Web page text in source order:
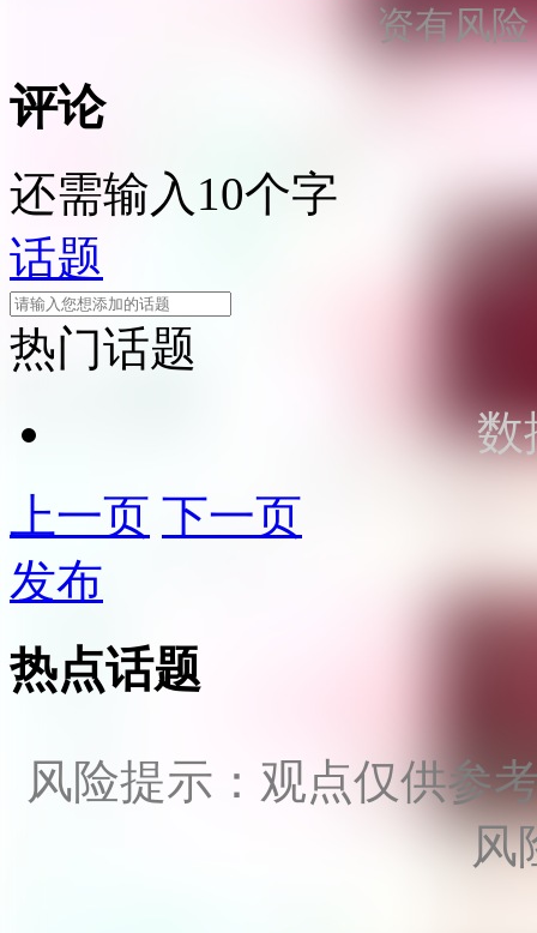
资有风
评论
还需输入10个字
话题
热门话题
数
上一页 下一页
发布
热点话题
风险提示：观点仅供参
风